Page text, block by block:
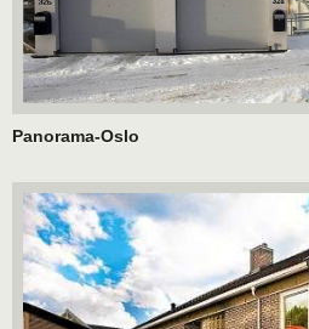
Panorama-Oslo